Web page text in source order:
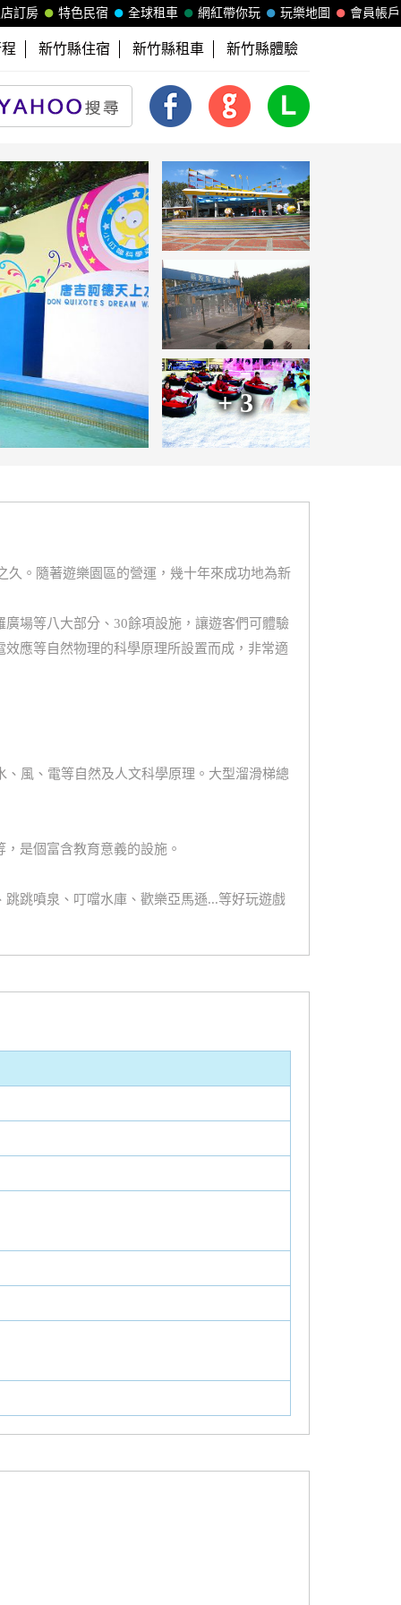
會員帳戶
玩樂地圖
網紅帶你玩
全球租車
特色民宿
訂房
新竹縣住宿 新竹縣租車 新竹縣體驗
+ 3
久。隨著遊樂園區的營運，幾十年來成功地為新
場等八大部分、30餘項設施，讓遊客們可體驗
應等自然物理的科學原理所設置而成，非常適
風、電等自然及人文科學原理。大型溜滑梯總
是個富含教育意義的設施。
跳噴泉、叮噹水庫、歡樂亞馬遜...等好玩遊戲